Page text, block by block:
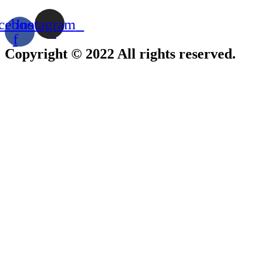
f
Instagram
Copyright © 2022 All rights reserved.